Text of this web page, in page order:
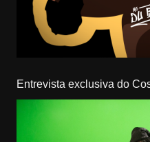
Entrevista exclusiva do